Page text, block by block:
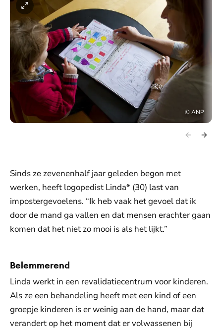
©ANP
Sinds ze zevenenhalf jaar geleden begon met
werken, heeft logopedist Linda* (30) last van
impostergevoelens. “Ik heb vaak het gevoel dat ik
door de mand ga vallen en dat mensen erachter gaan
komen dat het niet zo mooi is als het lijkt.”
Belemmerend
Linda werkt in een revalidatiecentrum voor kinderen.
Als ze een behandeling heeft met een kind of een
groepje kinderen is er weinig aan de hand, maar dat
verandert op het moment dat er volwassenen bij